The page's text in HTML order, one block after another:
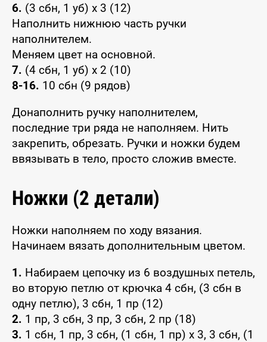
6. (3 сбн, 1 уб) x 3 (12)
Наполнить нижнюю часть ручки
наполнителем.
Меняем цвет на основной.
7. (4 сбн, 1 уб) x 2 (10)
8-16. 10 сбн (9 рядов)
Донаполнить ручку наполнителем,
последние три ряда не наполняем. Нить
закрепить, обрезать. Ручки и ножки будем
ввязывать в тело, просто сложив вместе.
Ножки (2 детали)
Ножки наполняем по ходу вязания.
Начинаем вязать дополнительным цветом.
1. Набираем цепочку из 6 воздушных петель,
во вторую петлю от крючка 4 сбн, (3 сбн в
одну петлю), 3 сбн, 1 пр (12)
2. 1 пр, 3 сбн, 3 пр, 3 сбн, 2 пр (18)
3. 1 сбн, 1 пр, 3 сбн, (1 сбн, 1 пр) x 3, 3 сбн, (1